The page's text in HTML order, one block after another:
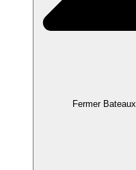
Fermer Bateaux